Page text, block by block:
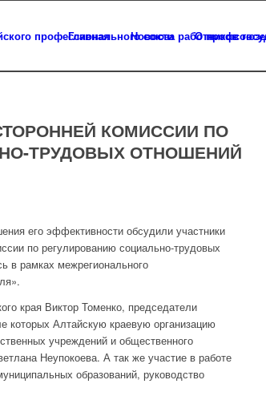
Главная Новости О профсоюзе
КОМИССИИ ПО
ТРУДОВЫХ ОТНОШЕНИЙ
его эффективности обсудили участники
по регулированию социально-трудовых
в рамках межрегионального
края Виктор Томенко, председатели
которых Алтайскую краевую организацию
учреждений и общественного
Неупокоева. А так же участие в работе
образований, руководство